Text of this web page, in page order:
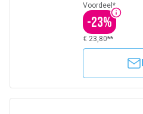
Voordeel*
-23%
€ 23,80**